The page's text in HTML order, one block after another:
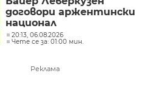
договори аржентински
национал
20:13, 06.08.2026
Чете се за: 01:00 мин.
Реклама